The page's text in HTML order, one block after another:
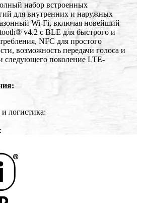
набор встроенных
для внутренних и наружных
Wi-Fi, включая новейший
v4.2 с BLE для быстрого и
NFC для простого
возможность передачи голоса и
следующего поколение LTE-
логистика: